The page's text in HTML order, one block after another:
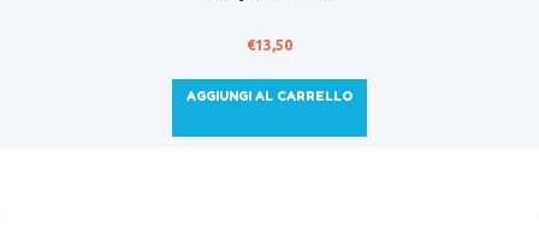
€13,50
AGGIUNGI AL CARRELLO